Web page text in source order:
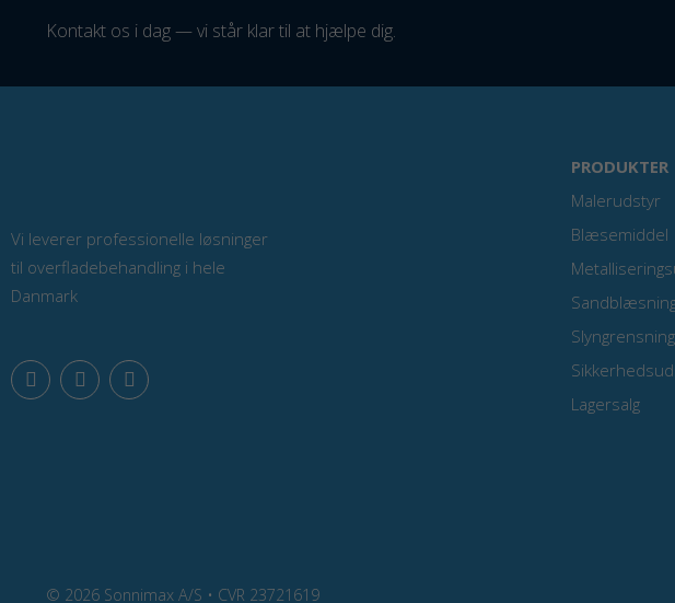
Kontakt os i dag — vi står klar til at hjælpe dig.
Vi leverer professionelle løsninger
til overfladebehandling i hele
Danmark
F
a
c
L
i
n
Y
o
u
PRODUKTER
Malerudstyr
Blæsemiddel
Lagersalg
© 2026 Sonnimax A/S • CVR 23721619